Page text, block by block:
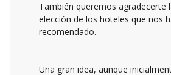
También queremos agradecerte
elección de los hoteles que nos
recomendado.
Una gran idea, aunque